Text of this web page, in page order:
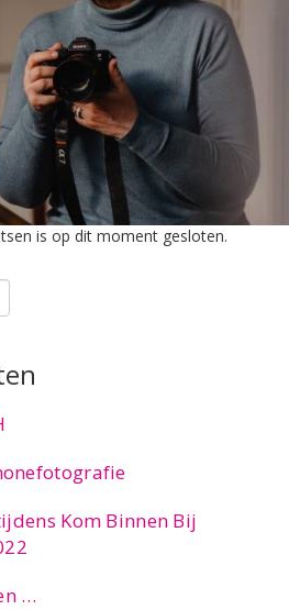
is op dit moment gesloten.
Kom Binnen Bij
…